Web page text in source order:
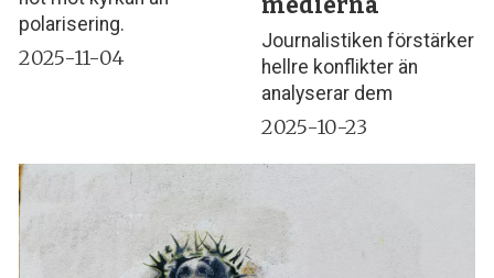
polarisering.
2025-11-04
Journalistiken förstärker
hellre konflikter än
analyserar dem
2025-10-23